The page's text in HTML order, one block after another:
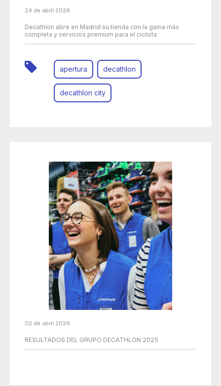
24 de abril 2026
Decathlon abre en Madrid su tienda con la gama más
completa y servicios premium para el ciclista
apertura decathlon
decathlon city
02 de abril 2026
RESULTADOS DEL GRUPO DECATHLON 2025